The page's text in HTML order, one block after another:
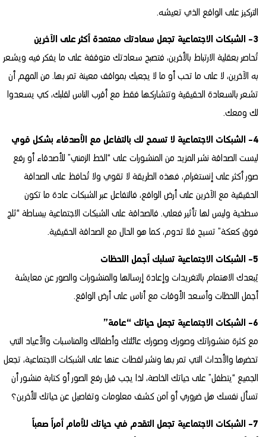
التركيز على الواقع الذي تعيشه.
3- الشبكات الاجتماعية تجعل سعادتك معتمدة أكثر على الآخرين
تُحاصر بعقلية الارتباط بالأخرين، فتصبح سعادتك متوقفة على ما يفكر فيه ويشعر
به الآخرين، لا على ما تحب أو ما لا يجعبك بمواقف معينة تمر بها. من المهم أن
تشعر بالسعادة الحقيقية وتتشاركها فقط مع أقرب الناس لقلبك، كي يسعدوا
لك ومعك.
4- الشبكات الاجتماعية لا تسمح لك بالتفاعل مع الأصدقاء بشكل قوي
ليست الصداقة نشر المزيد من المنشورات على “الخط الزمني” للأصدقاء أو رفع
صور أكثر على إنستغرام، فهذه الطريقة لا تقوي ولا تُحافظ على الصداقة
الحقيقية مع الآخرين على أرض الواقع، فالتفاعل عبر الشبكات عادة ما تكون
سطحية وليس لها تأثير فعلي. فالصداقة على الشبكات الاجتماعية ببساطة “ثلج
فوق كعكة” تسيح فلا تدوم، كما هو الحال مع الصداقة الحقيقية.
5- الشبكات الاجتماعية تسلبك أجمل اللحظات
يُبعدك الاهتمام بالتغريدات وإعادة إرسالها والمنشورات والصور عن معايشة
أجمل اللحظات وأسعد الأوقات مع أناس على أرض الواقع.
6- الشبكات الاجتماعية تجعل حياتك “عامة”
مع كثرة منشوراتك وصورك وصورك عائلتك وأطفالك والمناسبات والأعياد التي
تحضرها والأحداث التي تمر بها ونشر لقطات عنها على الشبكات الاجتماعية، تجعل
الجميع “يتطفل” على حياتك الخاصة، لذا يجب قبل رفع الصور أو كتابة منشور أن
تسأل نفسك هل ضروري أو آمن كشف معلومات وتفاصيل عن حياتك للأخرين؟
7- الشبكات الاجتماعية تجعل التقدم في حياتك للأمام أمراً صعباً